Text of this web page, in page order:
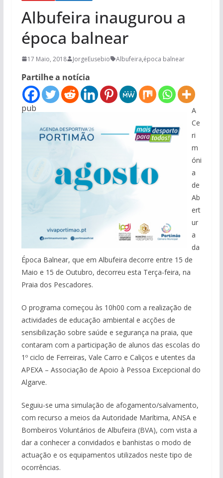
Albufeira inaugurou a
época balnear
17 Maio, 2018 JorgeEusebio Albufeira,época balnear
Partilhe a notícia
pub
A
Ce
ri
m
óni
a
de
Ab
ert
ur
a
da
Época Balnear, que em Albufeira decorre entre 15 de
Maio e 15 de Outubro, decorreu esta Terça-feira, na
Praia dos Pescadores.
O programa começou às 10h00 com a realização de
actividades de educação ambiental e acções de
sensibilização sobre saúde e segurança na praia, que
contaram com a participação de alunos das escolas do
1º ciclo de Ferreiras, Vale Carro e Caliços e utentes da
APEXA – Associação de Apoio à Pessoa Excepcional do
Algarve.
Seguiu-se uma simulação de afogamento/salvamento,
com recurso a meios da Autoridade Marítima, ANSA e
Bombeiros Voluntários de Albufeira (BVA), com vista a
dar a conhecer a convidados e banhistas o modo de
actuação e os equipamentos utilizados neste tipo de
ocorrências.